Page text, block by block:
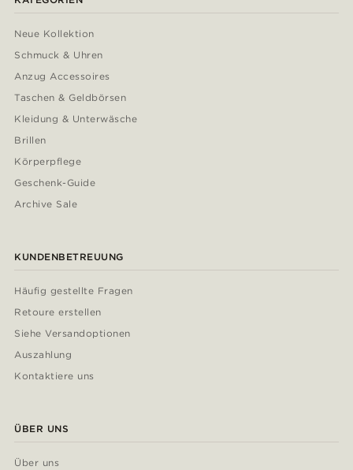
Neue Kollektion
Schmuck & Uhren
Anzug Accessoires
Taschen & Geldbörsen
Kleidung & Unterwäsche
Brillen
Körperpflege
Geschenk-Guide
Archive Sale
KUNDENBETREUUNG
Häufig gestellte Fragen
Retoure erstellen
Siehe Versandoptionen
Auszahlung
Kontaktiere uns
ÜBER UNS
Über uns